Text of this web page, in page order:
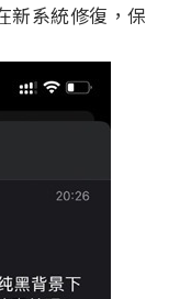
新系統修復，保